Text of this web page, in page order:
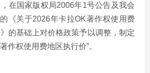
在国家版权局2006年1号公告及我会
《关于2026年卡拉OK著作权使用费
的基础上对价格政策予以调整，制定
作权使用费地区执行价”。